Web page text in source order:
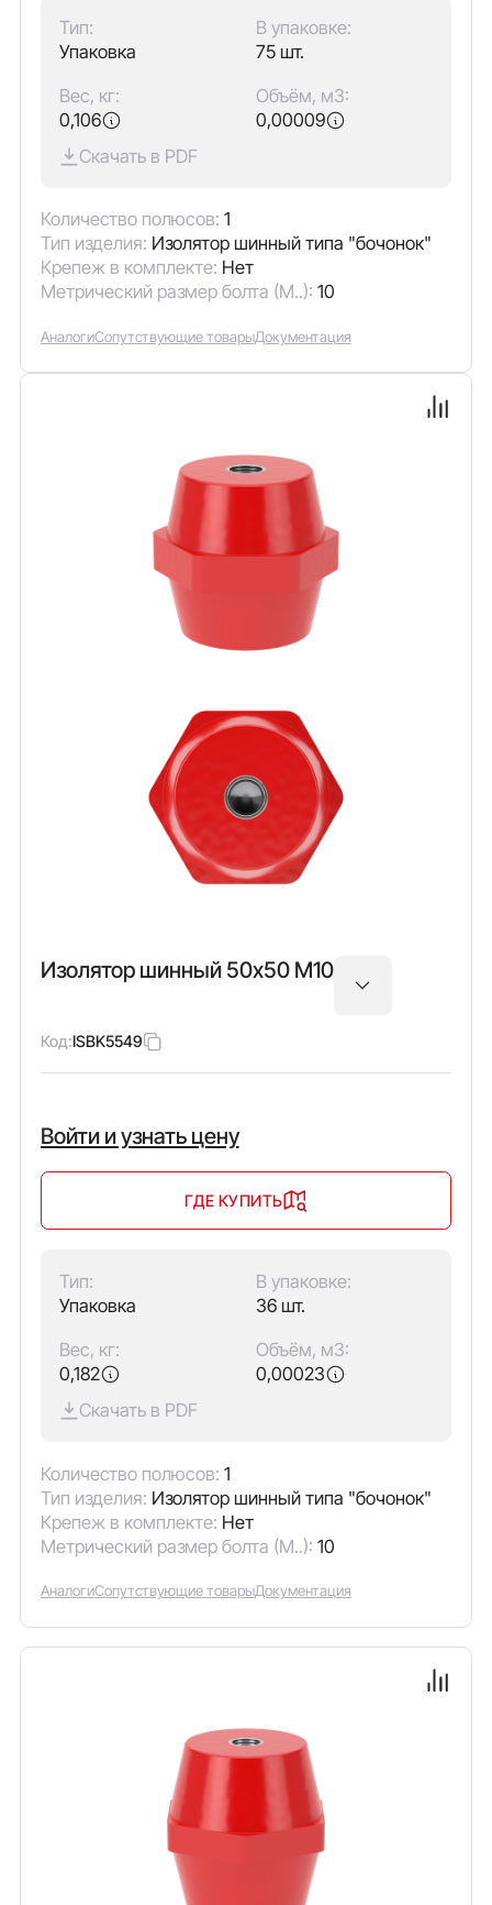
Тип:
Упаковка
В упаковке:
75 шт.
Вес, кг:
0,106
Объём, м3:
0,00009
Скачать в PDF
Количество полюсов: 1
Тип изделия: Изолятор шинный типа "бочонок"
Крепеж в комплекте: Нет
Метрический размер болта (М..): 10
АналогиСопутствующие товарыДокументация
Изолятор шинный 50х50 М10
Код:ISBK5549
Войти и узнать цену
ГДЕ КУПИТЬ
Тип:
Упаковка
В упаковке:
36 шт.
Вес, кг:
0,182
Объём, м3:
0,00023
Скачать в PDF
Количество полюсов: 1
Тип изделия: Изолятор шинный типа "бочонок"
Крепеж в комплекте: Нет
Метрический размер болта (М..): 10
АналогиСопутствующие товарыДокументация